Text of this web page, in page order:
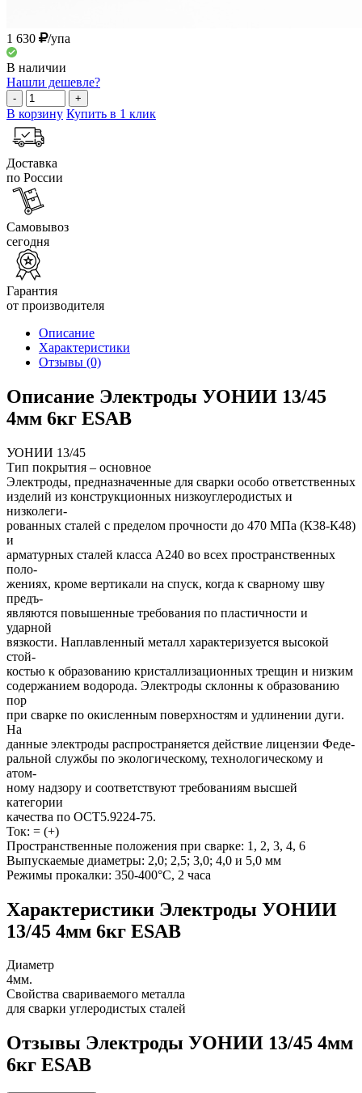
1 630 /упа
В наличии
Нашли дешевле?
- +
В корзину Купить в 1 клик
Доставка
по России
Самовывоз
сегодня
Гарантия
от производителя
Описание
Характеристики
Отзывы (0)
Описание Электроды УОНИИ 13/45
4мм 6кг ESAB
УОНИИ 13/45
Тип покрытия – основное
Электроды, предназначенные для сварки особо ответственных
изделий из конструкционных низкоуглеродистых и
низколеги-
рованных сталей с пределом прочности до 470 МПа (К38-К48)
и
арматурных сталей класса А240 во всех пространственных
поло-
жениях, кроме вертикали на спуск, когда к сварному шву
предъ-
являются повышенные требования по пластичности и
ударной
вязкости. Наплавленный металл характеризуется высокой
стой-
костью к образованию кристаллизационных трещин и низким
содержанием водорода. Электроды склонны к образованию
пор
при сварке по окисленным поверхностям и удлинении дуги.
На
данные электроды распространяется действие лицензии Феде-
ральной службы по экологическому, технологическому и
атом-
ному надзору и соответствуют требованиям высшей
категории
качества по ОСТ5.9224-75.
Ток: = (+)
Пространственные положения при сварке: 1, 2, 3, 4, 6
Выпускаемые диаметры: 2,0; 2,5; 3,0; 4,0 и 5,0 мм
Режимы прокалки: 350-400°С, 2 часа
Характеристики Электроды УОНИИ
13/45 4мм 6кг ESAB
Диаметр
4мм.
Свойства свариваемого металла
для сварки углеродистых сталей
Отзывы Электроды УОНИИ 13/45 4мм
6кг ESAB